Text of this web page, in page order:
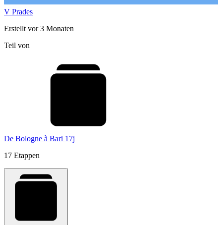
V Prades
Erstellt vor 3 Monaten
Teil von
De Bologne à Bari 17j
17 Etappen